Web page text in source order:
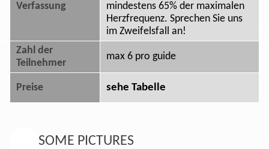
Verfassung
mindestens 65% der maximalen
Herzfrequenz. Sprechen Sie uns
im Zweifelsfall an!
Zahl der
Teilnehmer
max 6 pro guide
Preise sehe Tabelle
SOME PICTURES